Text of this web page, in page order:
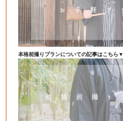
本格前撮りプランについての記事はこちら▼